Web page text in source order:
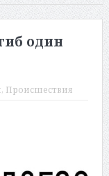
один
, Происшествия